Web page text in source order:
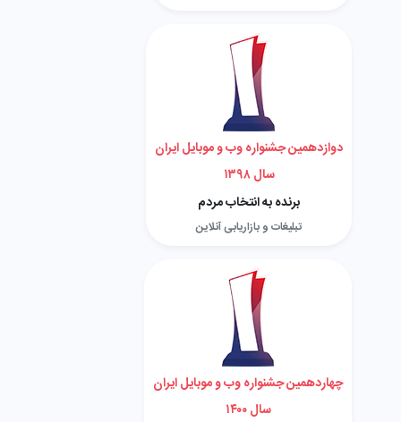
دوازدهمین جشنواره وب و موبایل ایران
سال ۱۳۹۸
برنده به انتخاب مردم
تبلیغات و بازاریابی آنلاین
چهاردهمین جشنواره وب و موبایل ایران
سال ۱۴۰۰